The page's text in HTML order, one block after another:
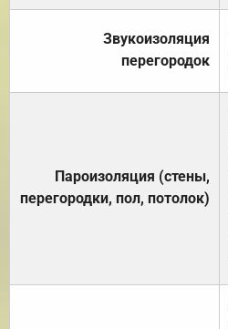
Звукоизоляция
перегородок
Пароизоляция (стены,
перегородки, пол, потолок)